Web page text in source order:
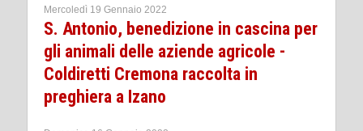
Mercoledì 19 Gennaio 2022
S. Antonio, benedizione in cascina per
gli animali delle aziende agricole -
Coldiretti Cremona raccolta in
preghiera a Izano